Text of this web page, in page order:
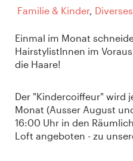
Familie & Kinder, Diverses
Einmal im Monat
HairstylistInnen im
die Haare!
Der "Kindercoiffeur" wird
Monat (Ausser August
16:00 Uhr in den
Loft angeboten - zu